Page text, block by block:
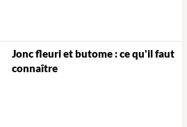
Jonc fleuri et butome : ce qu'il faut
connaître